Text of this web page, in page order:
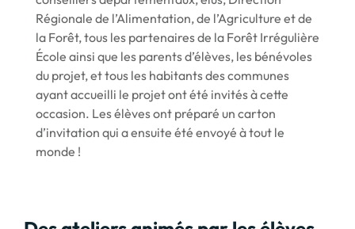
Régionale de l’Alimentation, de l’Agriculture et de
la Forêt, tous les partenaires de la Forêt Irrégulière
École ainsi que les parents d’élèves, les bénévoles
du projet, et tous les habitants des communes
ayant accueilli le projet ont été invités à cette
occasion. Les élèves ont préparé un carton
d’invitation qui a ensuite été envoyé à tout le
monde !